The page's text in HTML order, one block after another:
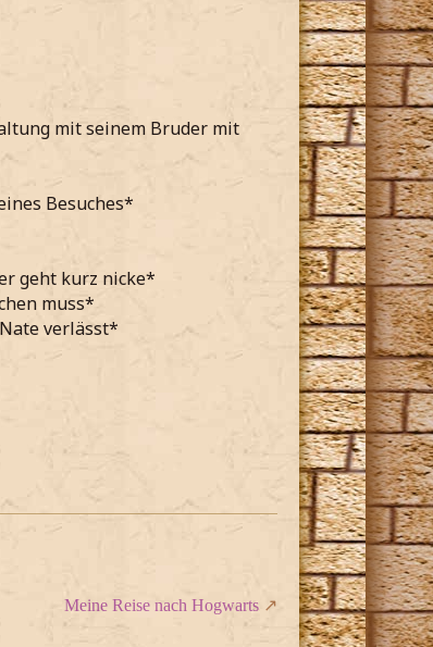
mit seinem Bruder mit
Besuches*
geht kurz nicke*
muss*
verlässt*
Meine Reise nach Hogwarts